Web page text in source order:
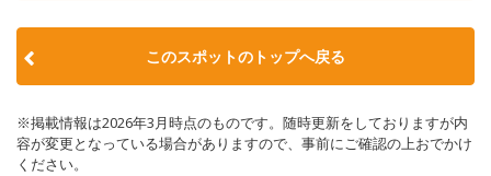
このスポットのトップへ戻る
※掲載情報は2026年3月時点のものです。随時更新をしておりますが内
容が変更となっている場合がありますので、事前にご確認の上おでかけ
ください。